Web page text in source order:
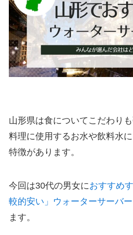
山形県は食についてこだわりも
料理に使用するお水や飲料水に
特徴があります。
今回は30代の男女におすすめ
較的安い」ウォーターサーバー
ます。